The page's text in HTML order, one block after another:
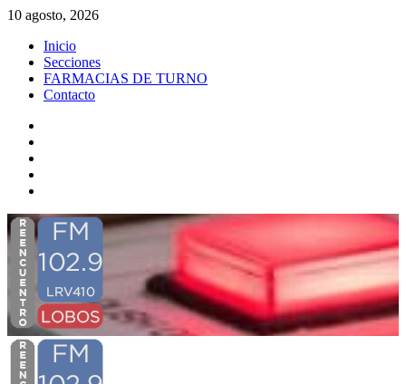
Saltar
contenido
10 agosto, 2026
Inicio
Secciones
FARMACIAS DE TURNO
Contacto
Menú
primario